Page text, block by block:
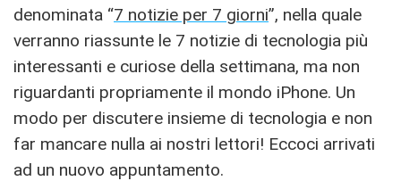
denominata “7 notizie per 7 giorni”, nella quale
verranno riassunte le 7 notizie di tecnologia più
interessanti e curiose della settimana, ma non
riguardanti propriamente il mondo iPhone. Un
modo per discutere insieme di tecnologia e non
far mancare nulla ai nostri lettori! Eccoci arrivati
ad un nuovo appuntamento.